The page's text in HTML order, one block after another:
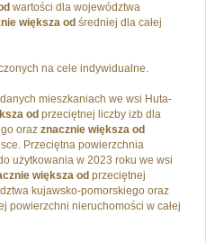
wartości dla województwa
większa od średniej dla całej
na cele indywidualne.
mieszkaniach we wsi Huta-
od przeciętnej liczby izb dla
oraz znacznie większa od
Przeciętna powierzchnia
użytkowania w 2023 roku we wsi
większa od przeciętnej
kujawsko-pomorskiego oraz
powierzchni nieruchomości w całej